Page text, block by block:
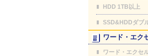
HDD 1TB以上
SSD&HDDダブ
ワード・エク
ワード・エクセ